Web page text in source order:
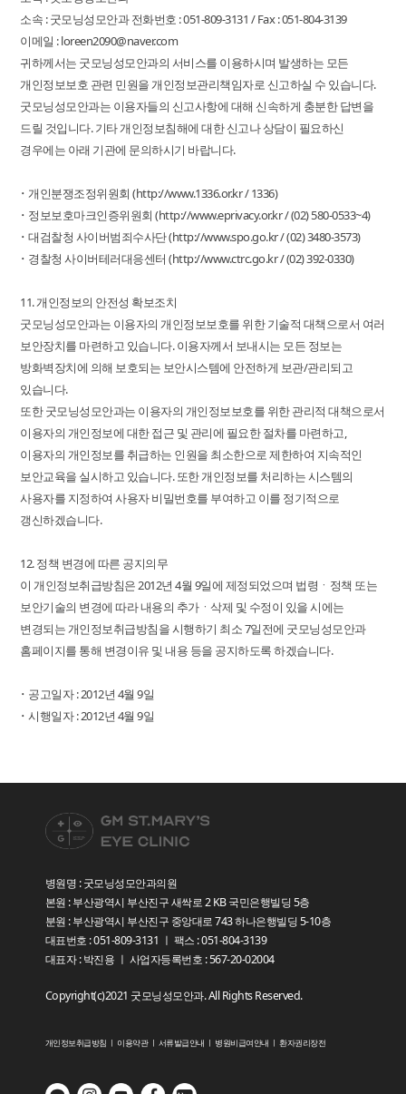
소속 : 굿모닝성모안과 전화번호 : 051-809-3131 / Fax : 051-804-3139
이메일 : loreen2090@naver.com
귀하께서는 굿모닝성모안과의 서비스를 이용하시며 발생하는 모든
개인정보보호 관련 민원을 개인정보관리책임자로 신고하실 수 있습니다.
굿모닝성모안과는 이용자들의 신고사항에 대해 신속하게 충분한 답변을
드릴 것입니다. 기타 개인정보침해에 대한 신고나 상담이 필요하신
경우에는 아래 기관에 문의하시기 바랍니다.
･ 개인분쟁조정위원회 (http://www.1336.or.kr / 1336)
･ 정보보호마크인증위원회 (http://www.eprivacy.or.kr / (02) 580-0533~4)
･ 대검찰청 사이버범죄수사단 (http://www.spo.go.kr / (02) 3480-3573)
･ 경찰청 사이버테러대응센터 (http://www.ctrc.go.kr / (02) 392-0330)
11. 개인정보의 안전성 확보조치
굿모닝성모안과는 이용자의 개인정보보호를 위한 기술적 대책으로서 여러
보안장치를 마련하고 있습니다. 이용자께서 보내시는 모든 정보는
방화벽장치에 의해 보호되는 보안시스템에 안전하게 보관/관리되고
있습니다.
또한 굿모닝성모안과는 이용자의 개인정보보호를 위한 관리적 대책으로서
이용자의 개인정보에 대한 접근 및 관리에 필요한 절차를 마련하고,
이용자의 개인정보를 취급하는 인원을 최소한으로 제한하여 지속적인
보안교육을 실시하고 있습니다. 또한 개인정보를 처리하는 시스템의
사용자를 지정하여 사용자 비밀번호를 부여하고 이를 정기적으로
갱신하겠습니다.
12. 정책 변경에 따른 공지의무
이 개인정보취급방침은 2012년 4월 9일에 제정되었으며 법령ㆍ정책 또는
보안기술의 변경에 따라 내용의 추가ㆍ삭제 및 수정이 있을 시에는
변경되는 개인정보취급방침을 시행하기 최소 7일전에 굿모닝성모안과
홈페이지를 통해 변경이유 및 내용 등을 공지하도록 하겠습니다.
･ 공고일자 : 2012년 4월 9일
･ 시행일자 : 2012년 4월 9일
병원명 : 굿모닝성모안과의원
본원 : 부산광역시 부산진구 새싹로 2 KB 국민은행빌딩 5층
분원 : 부산광역시 부산진구 중앙대로 743 하나은행빌딩 5-10층
대표번호 : 051-809-3131 ㅣ 팩스 : 051-804-3139
대표자 : 박진용 ㅣ 사업자등록번호 : 567-20-02004
Copyright(c)2021 굿모닝성모안과. All Rights Reserved.
개인정보취급방침 ㅣ 이용약관ㅣ 서류발급안내 ㅣ 병원비급여안내 ㅣ환자권리장전